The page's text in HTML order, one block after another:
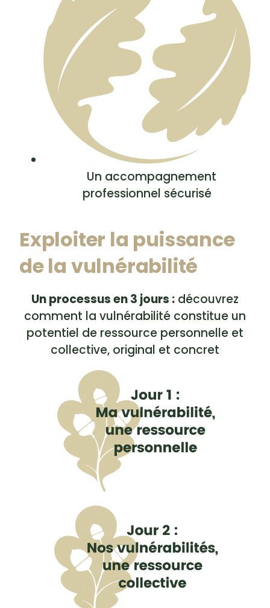
Un accompagnement
professionnel sécurisé
Exploiter la puissance
de la vulnérabilité
Un processus en 3 jours : découvrez
comment la vulnérabilité constitue un
potentiel de ressource personnelle et
collective, original et concret